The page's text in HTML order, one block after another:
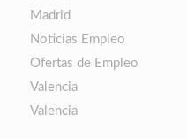
Madrid
Noticias Empleo
Ofertas de Empleo
Valencia
Valencia